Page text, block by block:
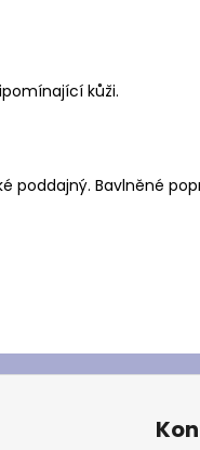
kůži.
Bavlněné